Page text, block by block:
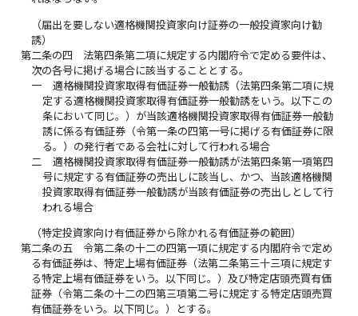
（届出を要しない適格機関投資家向け証券の一般投資家向け勧
誘）
第二条の四
法第四条第二項に規定する内閣府令で定める要件は、
次の各号に掲げる場合に該当することとする。
一
適格機関投資家取得有価証券一般勧誘（法第四条第二項に規
定する適格機関投資家取得有価証券一般勧誘をいう。以下この
条において同じ。）が当該適格機関投資家取得有価証券一般勧
誘に係る有価証券（令第一条の四第一号に掲げる有価証券に限
る。）の発行者である会社に対して行われる場合
二
適格機関投資家取得有価証券一般勧誘が法第四条第一項第四
号に規定する有価証券の売出しに該当し、かつ、当該適格機関
投資家取得有価証券一般勧誘が当該有価証券の売出しとして行
われる場合
（特定投資家向け有価証券から除かれる有価証券の範囲）
第二条の五
令第二条の十二の四第一項に規定する内閣府令で定め
る有価証券は、特定上場有価証券（法第二条第三十三項に規定す
る特定上場有価証券をいう。以下同じ。）及び特定店頭売買有価
証券（令第二条の十二の四第三項第二号に規定する特定店頭売買
有価証券をいう。以下同じ。）とする。